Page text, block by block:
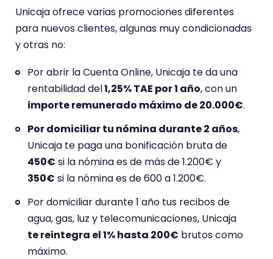
a
p
u
n
t
ó
.
a
p
t
a
c
ó
n
.
3
o
Unicaja ofrece varias promociones diferentes
para nuevos clientes, algunas muy condicionadas
y otras no:
Por abrir la Cuenta Online, Unicaja te da una
rentabilidad del1,25% TAE por 1 año, con un
importe remunerado máximo de 20.000€.
Por domiciliar tu nómina durante 2 años,
Unicaja te paga una bonificación bruta de
450€ si la nómina es de más de 1.200€ y
350€ si la nómina es de 600 a 1.200€.
Por domiciliar durante 1 año tus recibos de
agua, gas, luz y telecomunicaciones, Unicaja
te reintegra el 1% hasta 200€ brutos como
máximo.